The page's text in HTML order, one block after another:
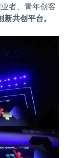
者、青年创客
共创平台。